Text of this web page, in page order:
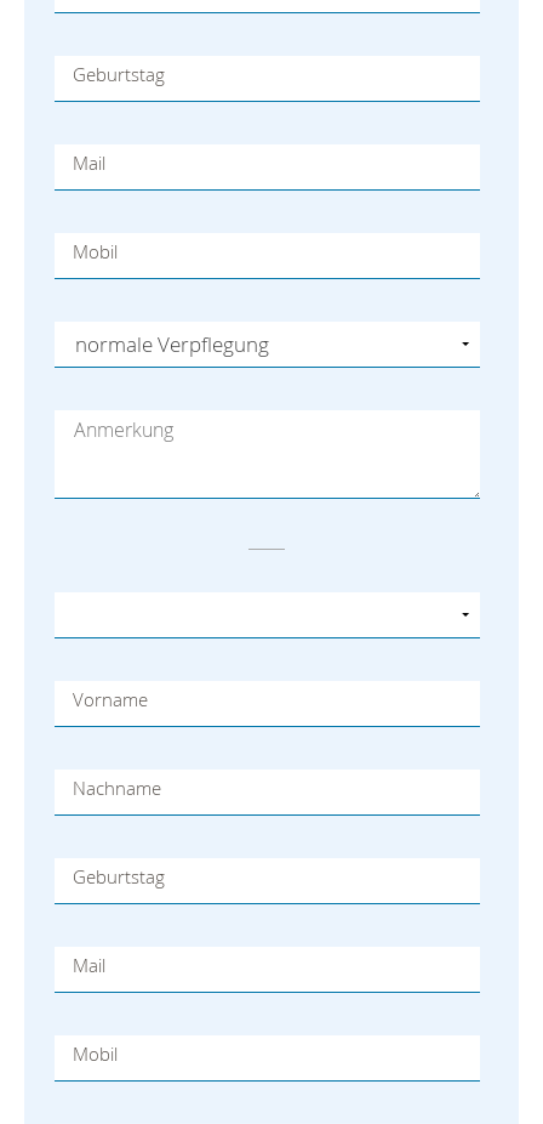
Geburtstag
Mail
Mobil
Vorname
Nachname
Geburtstag
Mail
Mobil